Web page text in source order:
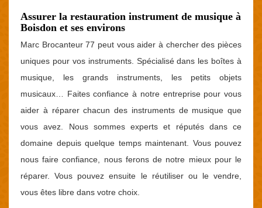
Assurer la restauration instrument de musique à
Boisdon et ses environs
Marc Brocanteur 77 peut vous aider à chercher des pièces
uniques pour vos instruments. Spécialisé dans les boîtes à
musique, les grands instruments, les petits objets
musicaux… Faites confiance à notre entreprise pour vous
aider à réparer chacun des instruments de musique que
vous avez. Nous sommes experts et réputés dans ce
domaine depuis quelque temps maintenant. Vous pouvez
nous faire confiance, nous ferons de notre mieux pour le
réparer. Vous pouvez ensuite le réutiliser ou le vendre,
vous êtes libre dans votre choix.